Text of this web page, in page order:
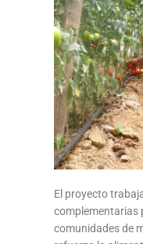
El proyecto
complementarias
comunidades de